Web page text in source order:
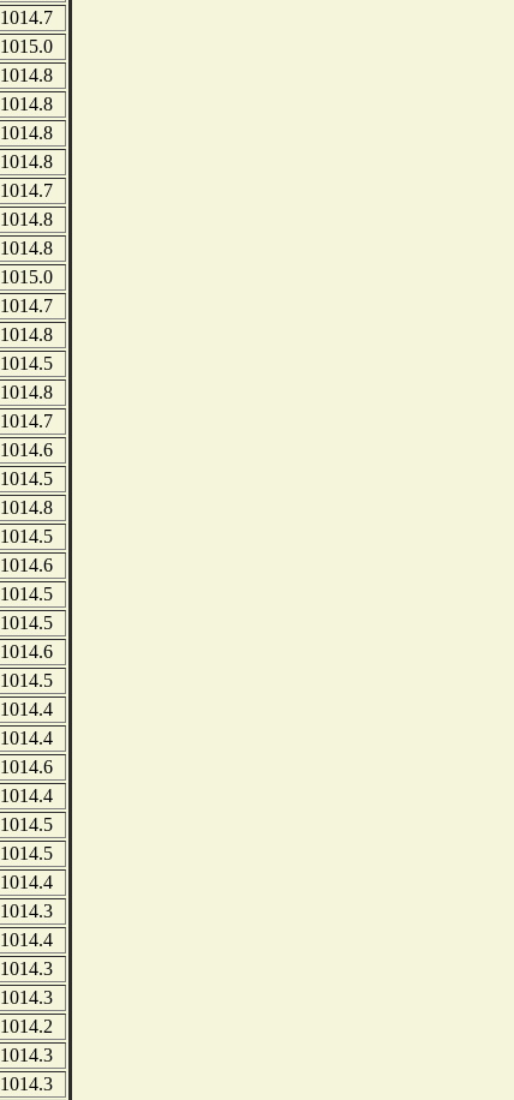
1014.7
1015.0
1014.8
1014.8
1014.8
1014.8
1014.7
1014.8
1014.8
1015.0
1014.7
1014.8
1014.5
1014.8
1014.7
1014.6
1014.5
1014.8
1014.5
1014.6
1014.5
1014.5
1014.6
1014.5
1014.4
1014.4
1014.6
1014.4
1014.5
1014.5
1014.4
1014.3
1014.4
1014.3
1014.3
1014.2
1014.3
1014.3